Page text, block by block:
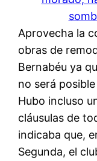
Aprovecha la
obras de
Bernabéu ya
no será
Hubo incluso
cláusulas de
indicaba que,
Segunda, el